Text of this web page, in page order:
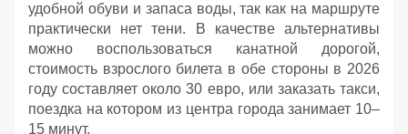
удобной обуви и запаса воды, так как на маршруте
практически нет тени. В качестве альтернативы
можно воспользоваться канатной дорогой,
стоимость взрослого билета в обе стороны в 2026
году составляет около 30 евро, или заказать такси,
поездка на котором из центра города занимает 10–
15 минут.